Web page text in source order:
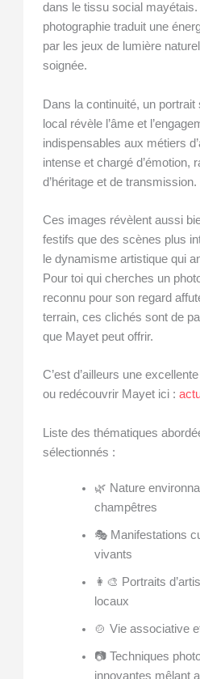
dans le tissu social
photographie traduit une
par les jeux de lumière
soignée.
Dans la continuité, un portrait
local révèle l’âme et
indispensables aux métiers
intense et chargé d’émotion,
d’héritage et de transmission.
Ces images révèlent aussi
festifs que des scènes plus
le dynamisme artistique qui
Pour toi qui cherches un
reconnu pour son regard
terrain, ces clichés sont de
que Mayet peut offrir.
C’est d’ailleurs une
ou redécouvrir Mayet ici :
Liste des thématiques
sélectionnés :
🌿 Nature
champêtres
🎭 Manifestations
vivants
👩‍🎨 Portraits
locaux
🍲 Vie associative
📷 Techniques
innovantes mêlant